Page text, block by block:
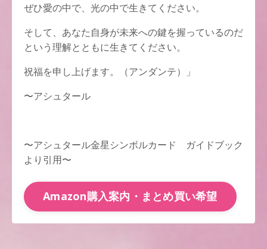
ぜひ愛の中で、光の中で生きてください。
そして、あなた自身が未来への鍵を握っているのだ
という理解とともに生きてください。
祝福を申し上げます。（アンダンテ）」
〜アシュタール
〜アシュタール金星シンボルカード ガイドブック
より引用〜
Amazon購入案内・まとめ買い希望